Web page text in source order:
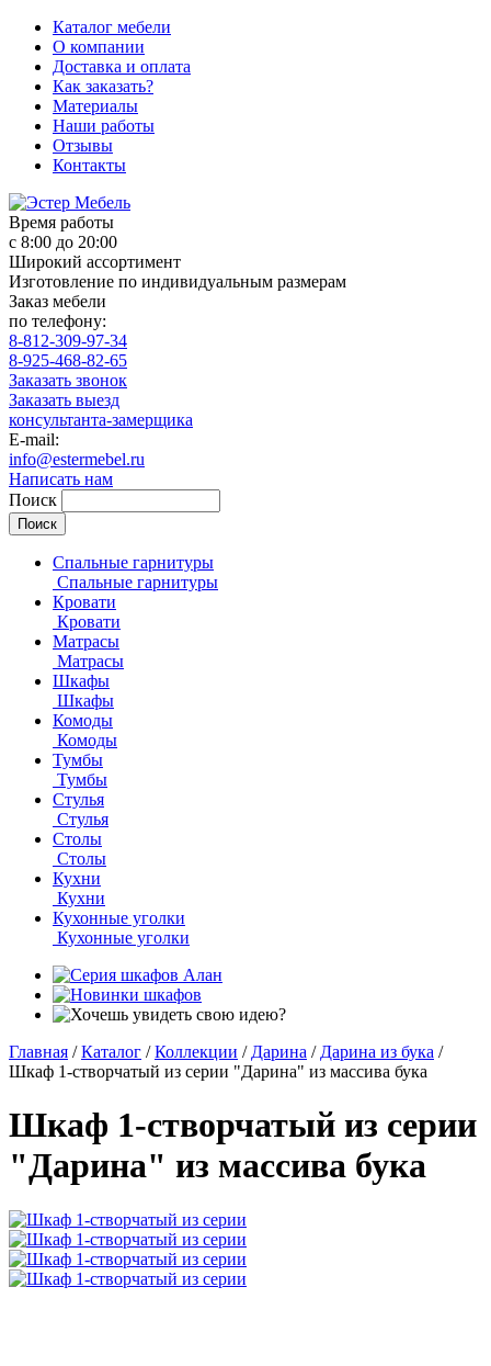
Каталог мебели
О компании
Доставка и оплата
Как заказать?
Материалы
Наши работы
Отзывы
Контакты
Время работы
с 8:00 до 20:00
Широкий ассортимент
Изготовление по индивидуальным размерам
Заказ мебели
по телефону:
8-812-309-97-34
8-925-468-82-65
Заказать звонок
Заказать выезд
консультанта-замерщика
E-mail:
info@estermebel.ru
Написать нам
Поиск
Спальные гарнитуры
Спальные гарнитуры
Кровати
Кровати
Матрасы
Матрасы
Шкафы
Шкафы
Комоды
Комоды
Тумбы
Тумбы
Стулья
Стулья
Столы
Столы
Кухни
Кухни
Кухонные уголки
Кухонные уголки
Главная / Каталог / Коллекции / Дарина / Дарина из бука /
Шкаф 1-створчатый из серии "Дарина" из массива бука
Шкаф 1-створчатый из серии
"Дарина" из массива бука